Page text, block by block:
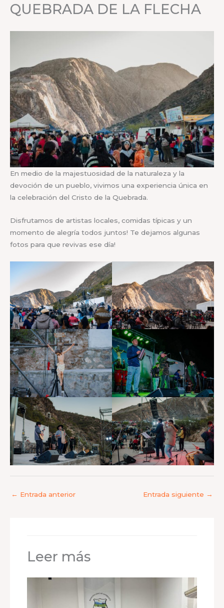
QUEBRADA DE LA FLECHA
En medio de la majestuosidad de la naturaleza y la
devoción de un pueblo, vivimos una experiencia única en
la celebración del Cristo de la Quebrada.
Disfrutamos de artistas locales, comidas típicas y un
momento de alegría todos juntos! Te dejamos algunas
fotos para que revivas ese día!
← Entrada anterior Entrada siguiente →
Leer más